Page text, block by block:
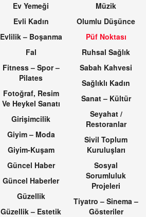
Ev Yemeği
Evli Kadın
Evlilik – Boşanma
Fal
Fitness – Spor –
Pilates
Fotoğraf, Resim
Ve Heykel Sanatı
Girişimcilik
Giyim – Moda
Giyim-Kuşam
Güncel Haber
Güncel Haberler
Güzellik
Güzellik – Estetik
Müzik
Olumlu Düşünce
Püf Noktası
Ruhsal Sağlık
Sabah Kahvesi
Sağlıklı Kadın
Sanat – Kültür
Seyahat /
Restoranlar
Sivil Toplum
Kuruluşları
Sosyal
Sorumluluk
Projeleri
Tiyatro – Sinema –
Gösteriler